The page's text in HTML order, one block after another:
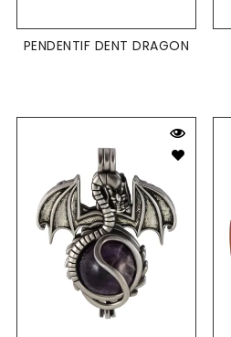
PENDENTIF DENT DRAGON